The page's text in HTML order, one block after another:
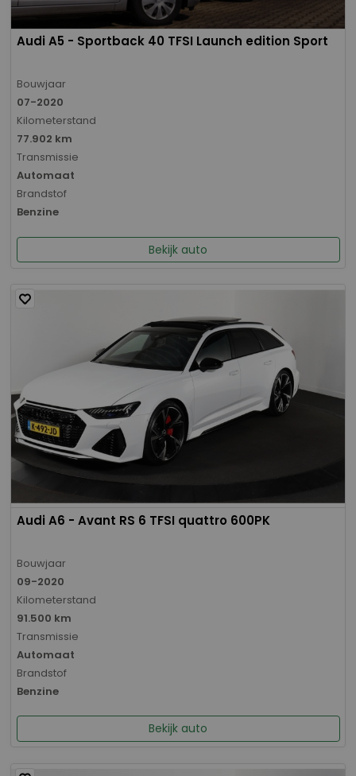
Audi A5 - Sportback 40 TFSI Launch edition Sport
Bouwjaar
07-2020
Kilometerstand
77.902 km
Transmissie
Automaat
Brandstof
Benzine
Bekijk auto
Audi A6 - Avant RS 6 TFSI quattro 600PK
Bouwjaar
09-2020
Kilometerstand
91.500 km
Transmissie
Automaat
Brandstof
Benzine
Bekijk auto